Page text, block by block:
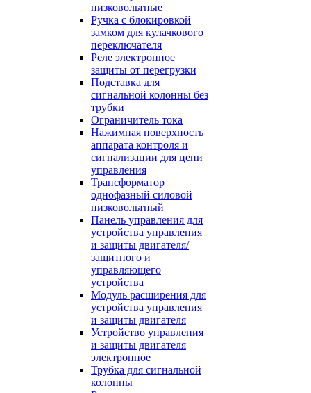
низковольтные
Ручка с блокировкой
замком для кулачкового
переключателя
Реле электронное
защиты от перегрузки
Подставка для
сигнальной колонны без
трубки
Ограничитель тока
Нажимная поверхность
аппарата контроля и
сигнализации для цепи
управления
Трансформатор
однофазный силовой
низковольтный
Панель управления для
устройства управления
и защиты двигателя/
защитного и
управляющего
устройства
Модуль расширения для
устройства управления
и защиты двигателя
Устройство управления
и защиты двигателя
электронное
Трубка для сигнальной
колонны